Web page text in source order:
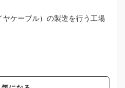
ケーブル）の製造を行う工場